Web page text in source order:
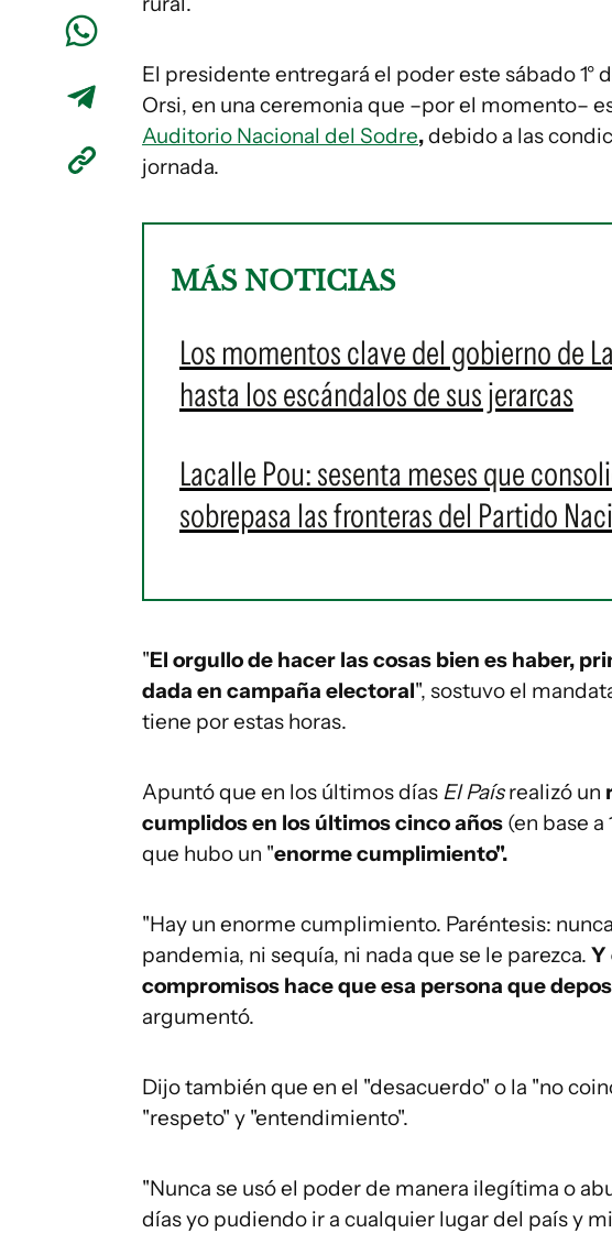
El presidente entregará el poder este sábado 1°
Orsi, en una ceremonia que –por el momento–
Auditorio Nacional del Sodre,debido a las
jornada.
MÁS NOTICIAS
Los momentos clave del gobierno de
hasta los escándalos de sus jerarcas
Lacalle Pou: sesenta meses que
sobrepasa las fronteras del Partido
"El orgullo de hacer las cosas bien es haber,
dada en campaña electoral", sostuvo el
tiene por estas horas.
Apuntó que en los últimos días El Paísrealizó un
cumplidos en los últimos cinco años (en base
que hubo un "enorme cumplimiento".
"Hay un enorme cumplimiento. Paréntesis:
pandemia, ni sequía, ni nada que se le parezca. Y
compromisos hace que esa persona que
argumentó.
Dijo también que en el "desacuerdo" o la "no
"respeto" y "entendimiento".
"Nunca se usó el poder de manera ilegítima o
días yo pudiendo ir a cualquier lugar del país y